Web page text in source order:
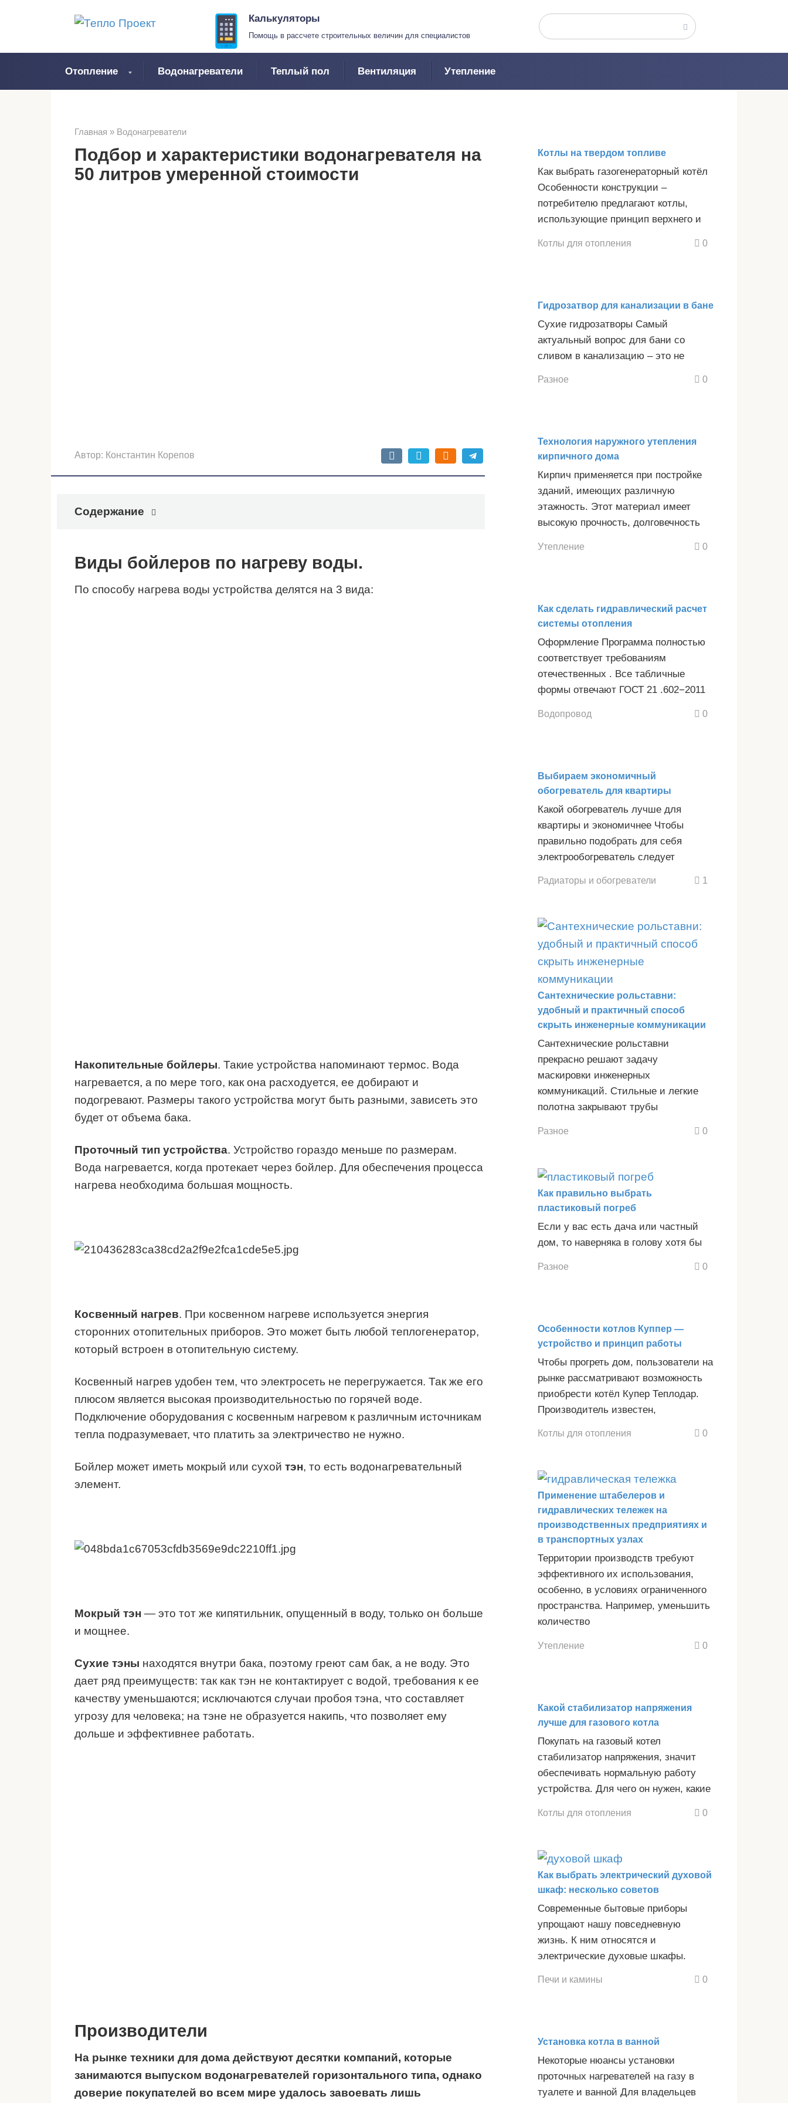
Калькуляторы
Помощь в рассчете строительных величин для специалистов
Поиск:
Отопление Водонагреватели Теплый пол Вентиляция Утепление
Главная » Водонагреватели
Подбор и характеристики водонагревателя на
50 литров умеренной стоимости
Автор: Константин Корепов
Содержание
Виды бойлеров по нагреву воды.
По способу нагрева воды устройства делятся на 3 вида:
Накопительные бойлеры. Такие устройства напоминают термос. Вода
нагревается, а по мере того, как она расходуется, ее добирают и
подогревают. Размеры такого устройства могут быть разными, зависеть это
будет от объема бака.
Проточный тип устройства. Устройство гораздо меньше по размерам.
Вода нагревается, когда протекает через бойлер. Для обеспечения процесса
нагрева необходима большая мощность.
Косвенный нагрев. При косвенном нагреве используется энергия
сторонних отопительных приборов. Это может быть любой теплогенератор,
который встроен в отопительную систему.
Косвенный нагрев удобен тем, что электросеть не перегружается. Так же его
плюсом является высокая производительностью по горячей воде.
Подключение оборудования с косвенным нагревом к различным источникам
тепла подразумевает, что платить за электричество не нужно.
Бойлер может иметь мокрый или сухой тэн, то есть водонагревательный
элемент.
Мокрый тэн — это тот же кипятильник, опущенный в воду, только он больше
и мощнее.
Сухие тэны находятся внутри бака, поэтому греют сам бак, а не воду. Это
дает ряд преимуществ: так как тэн не контактирует с водой, требования к ее
качеству уменьшаются; исключаются случаи пробоя тэна, что составляет
угрозу для человека; на тэне не образуется накипь, что позволяет ему
дольше и эффективнее работать.
Производители
На рынке техники для дома действуют десятки компаний, которые
занимаются выпуском водонагревателей горизонтального типа, однако
доверие покупателей во всем мире удалось завоевать лишь
Котлы на твердом топливе
Как выбрать газогенераторный котёл
Особенности конструкции –
потребителю предлагают котлы,
использующие принцип верхнего и
Котлы для отопления 0
Гидрозатвор для канализации в бане
Сухие гидрозатворы Самый
актуальный вопрос для бани со
сливом в канализацию – это не
Разное 0
Технология наружного утепления
кирпичного дома
Кирпич применяется при постройке
зданий, имеющих различную
этажность. Этот материал имеет
высокую прочность, долговечность
Утепление 0
Как сделать гидравлический расчет
системы отопления
Оформление Программа полностью
соответствует требованиям
отечественных . Все табличные
формы отвечают ГОСТ 21 .602−2011
Водопровод 0
Выбираем экономичный
обогреватель для квартиры
Какой обогреватель лучше для
квартиры и экономичнее Чтобы
правильно подобрать для себя
электрообогреватель следует
Радиаторы и обогреватели 1
Сантехнические рольставни:
удобный и практичный способ
скрыть инженерные коммуникации
Сантехнические рольставни
прекрасно решают задачу
маскировки инженерных
коммуникаций. Стильные и легкие
полотна закрывают трубы
Разное 0
Как правильно выбрать
пластиковый погреб
Если у вас есть дача или частный
дом, то наверняка в голову хотя бы
Разное 0
Особенности котлов Куппер —
устройство и принцип работы
Чтобы прогреть дом, пользователи на
рынке рассматривают возможность
приобрести котёл Купер Теплодар.
Производитель известен,
Котлы для отопления 0
Применение штабелеров и
гидравлических тележек на
производственных предприятиях и
в транспортных узлах
Территории производств требуют
эффективного их использования,
особенно, в условиях ограниченного
пространства. Например, уменьшить
количество
Утепление 0
Какой стабилизатор напряжения
лучше для газового котла
Покупать на газовый котел
стабилизатор напряжения, значит
обеспечивать нормальную работу
устройства. Для чего он нужен, какие
Котлы для отопления 0
Как выбрать электрический духовой
шкаф: несколько советов
Современные бытовые приборы
упрощают нашу повседневную
жизнь. К ним относятся и
электрические духовые шкафы.
Печи и камины 0
Установка котла в ванной
Некоторые нюансы установки
проточных нагревателей на газу в
туалете и ванной Для владельцев